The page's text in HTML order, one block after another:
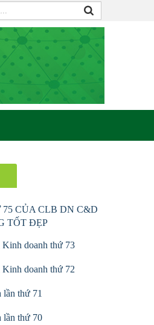
CỦA CLB DN C&D
TỐT ĐẸP
doanh thứ 73
doanh thứ 72
thứ 71
thứ 70